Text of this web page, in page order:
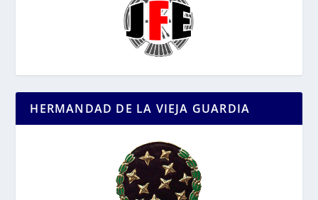
HERMANDAD DE LA VIEJA GUARDIA